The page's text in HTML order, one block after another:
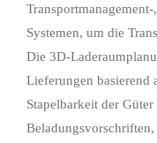
Systemen, um die
Die 3D-
Lieferungen basierend
Stapelbarkeit der